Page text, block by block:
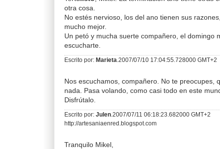
otra cosa.
No estés nervioso, los del ano tienen sus
mucho mejor.
Un petó y mucha suerte compañero, el domingo
escucharte.
Escrito por: Marieta .2007/07/10 17:04:55.728000 GMT+2
Nos escuchamos, compañero. No te preocupes,
nada. Pasa volando, como casi todo en este
Disfrútalo.
Escrito por: Julen .2007/07/11 06:18:23.682000 GMT+2
http://artesaniaenred.blogspot.com
Tranquilo Mikel,